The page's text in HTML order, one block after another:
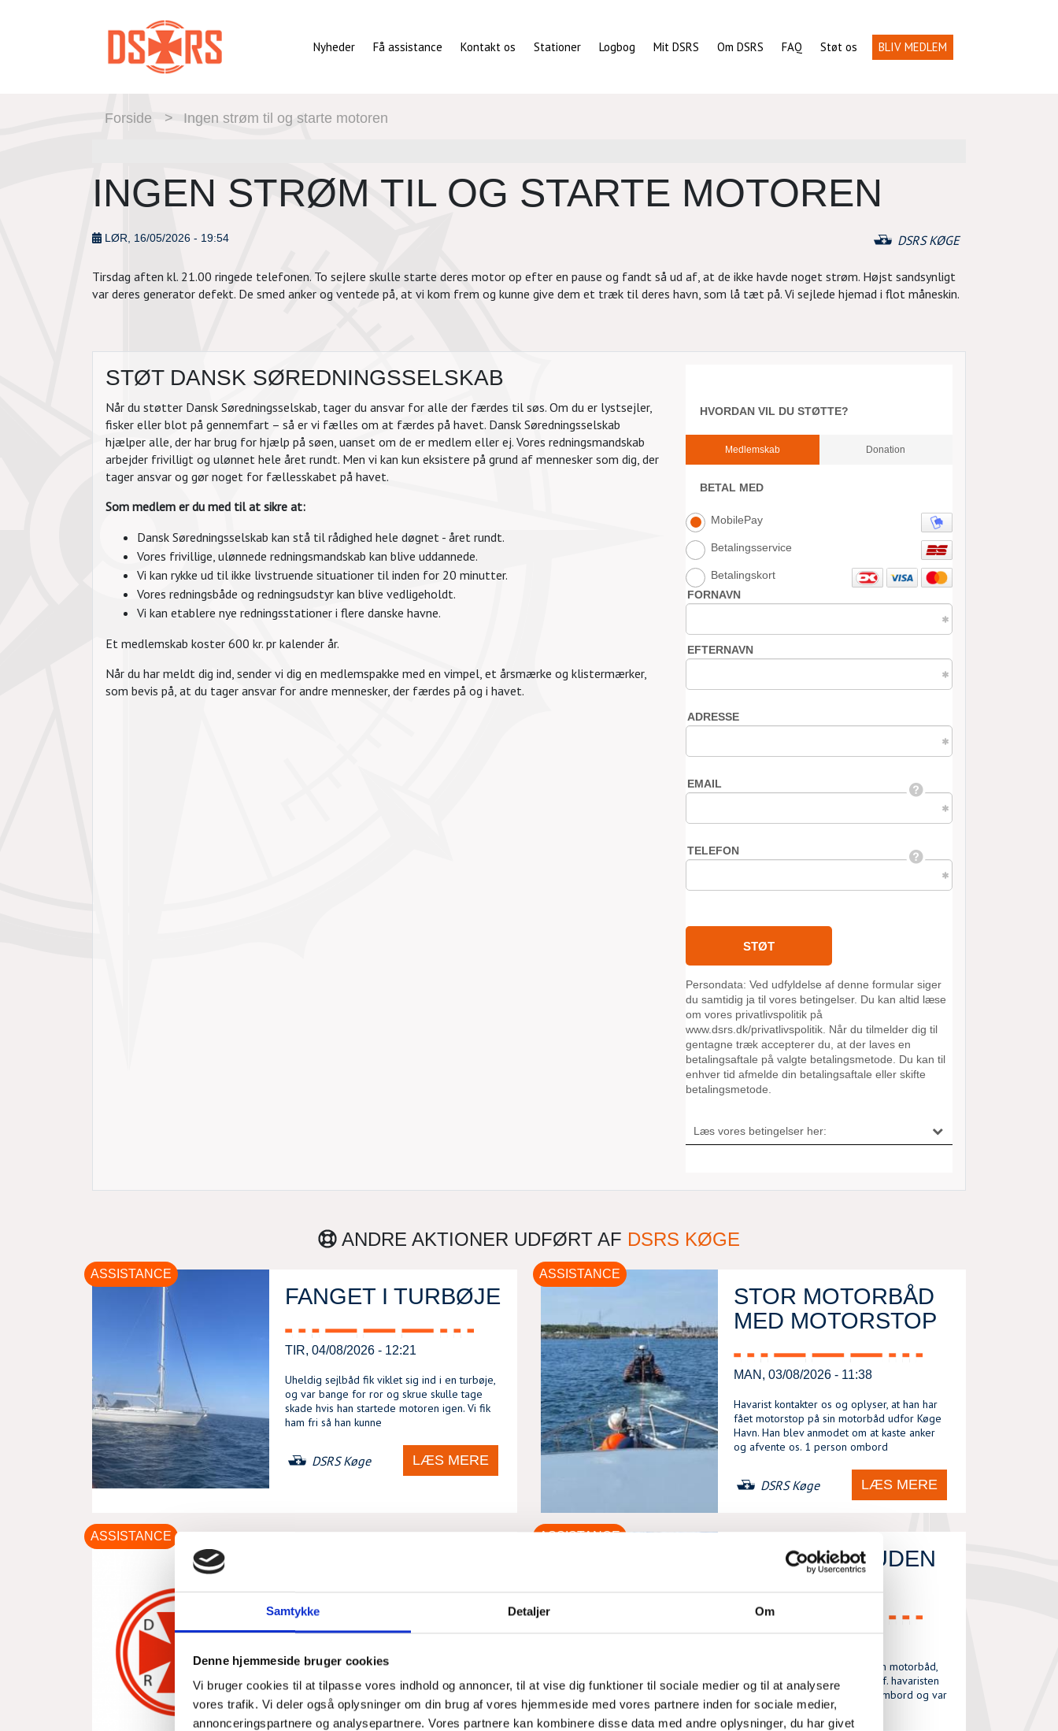
Samtykke Detaljer Om
Denne hjemmeside bruger cookies
Vi bruger cookies til at tilpasse vores indhold og annoncer, til at vise dig funktioner til sociale medier og til at analysere
vores trafik. Vi deler også oplysninger om din brug af vores hjemmeside med vores partnere inden for sociale medier,
annonceringspartnere og analysepartnere. Vores partnere kan kombinere disse data med andre oplysninger, du har givet
Nyheder Få assistance Kontakt os Stationer Logbog Mit DSRS Om DSRS FAQ Støt os BLIV MEDLEM
BRØDKRUMME
Forside Ingen strøm til og starte motoren
INGEN STRØM TIL OG STARTE MOTOREN
LØR, 16/05/2026 - 19:54 DSRS KØGE
Tirsdag aften kl. 21.00 ringede telefonen. To sejlere skulle starte deres motor op efter en pause og fandt så ud af, at de ikke havde noget strøm. Højst sandsynligt
var deres generator defekt. De smed anker og ventede på, at vi kom frem og kunne give dem et træk til deres havn, som lå tæt på. Vi sejlede hjemad i flot måneskin.
STØT DANSK SØREDNINGSSELSKAB
Når du støtter Dansk Søredningsselskab, tager du ansvar for alle der færdes til søs. Om du er lystsejler,
fisker eller blot på gennemfart – så er vi fælles om at færdes på havet. Dansk Søredningsselskab
hjælper alle, der har brug for hjælp på søen, uanset om de er medlem eller ej. Vores redningsmandskab
arbejder frivilligt og ulønnet hele året rundt. Men vi kan kun eksistere på grund af mennesker som dig, der
tager ansvar og gør noget for fællesskabet på havet.
Som medlem er du med til at sikre at:
Dansk Søredningsselskab kan stå til rådighed hele døgnet - året rundt.
Vores frivillige, ulønnede redningsmandskab kan blive uddannede.
Vi kan rykke ud til ikke livstruende situationer til inden for 20 minutter.
Vores redningsbåde og redningsudstyr kan blive vedligeholdt.
Vi kan etablere nye redningsstationer i flere danske havne.
Et medlemskab koster 600 kr. pr kalender år.
Når du har meldt dig ind, sender vi dig en medlemspakke med en vimpel, et årsmærke og klistermærker,
som bevis på, at du tager ansvar for andre mennesker, der færdes på og i havet.
ANDRE AKTIONER UDFØRT AF DSRS KØGE
FANGET I TURBØJE
TIR, 04/08/2026 - 12:21
Uheldig sejlbåd fik viklet sig ind i en turbøje,
og var bange for ror og skrue skulle tage
skade hvis han startede motoren igen. Vi fik
ham fri så han kunne
DSRS Køge LÆS MERE
ASSISTANCE
STOR MOTORBÅD
MED MOTORSTOP
MAN, 03/08/2026 - 11:38
Havarist kontakter os og oplyser, at han har
fået motorstop på sin motorbåd udfor Køge
Havn. Han blev anmodet om at kaste anker
og afvente os. 1 person ombord
DSRS Køge LÆS MERE
ASSISTANCE
MAN, 03/08/2026 - 09:46
Vi bliver kontaktet af havarist, som havde fået
et motorstop på hans motorbåd, Nimbus
3600. Han blev anmodet om at kaste anker.
De var 4 personer i båden og han
ASSISTANCE
MOTORBÅD UDEN
LØR, 01/08/2026 - 19:03
Vi bliver kontaktet direkte fra en motorbåd,
som var løbet tør for brændstof. havaristen
oplyste, at de var 2 personer ombord og var
ca. 500 m fra Køge Havn Da
ASSISTANCE